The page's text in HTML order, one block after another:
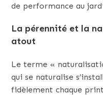
de performance au
La pérennité et la
atout
Le terme «
qui se naturalise
fidèlement chaque